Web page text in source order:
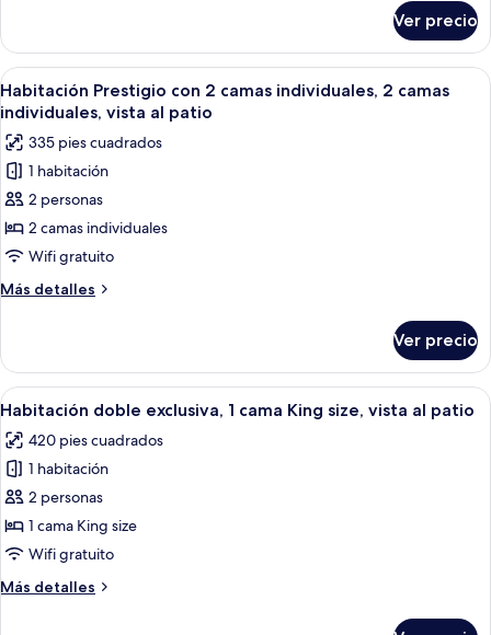
size,
vista
al
patio
doble
Prestigio,
1
cama
size,
vista
al
patio
Ver precio
Abrir
todas
las
fotos
de
Habitación
Prestigio
con
2
camas
2
camas
individuales,
vista
al
patio
Una cama con dosel y cuatro
9
Habitación Prestigio con 2 camas individuales, 2 camas
individuales, vista al patio
335 pies cuadrados
1 habitación
2 personas
2 camas individuales
Wifi gratuito
Más detalles
Más
Prestigio
con
2
individuales,
2
camas
individuales,
vista
al
patio
Ver precio
Abrir
todas
las
fotos
de
Habitación
doble
1
Un dormitorio con cama con dosel,
9
Habitación doble exclusiva, 1 cama King size, vista al patio
420 pies cuadrados
1 habitación
2 personas
1 cama King size
Wifi gratuito
Más detalles
Más